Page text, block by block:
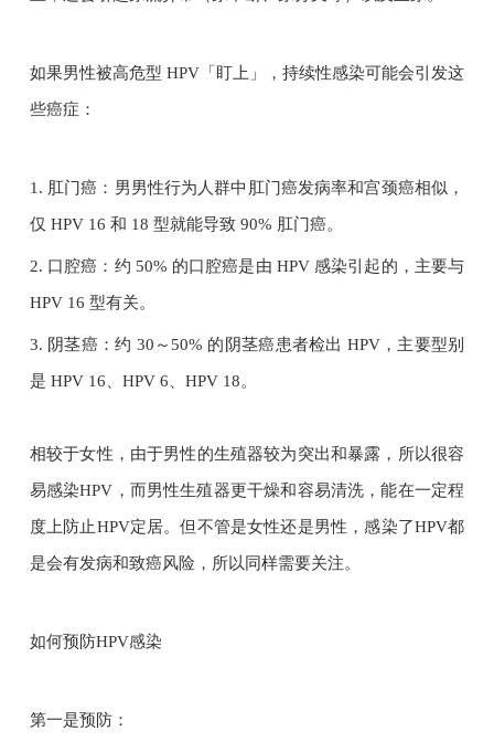
如果男性被高危型 HPV「盯上」，持续性感染可能会引发这
些癌症：
1. 肛门癌：男男性行为人群中肛门癌发病率和宫颈癌相似，
仅 HPV 16 和 18 型就能导致 90% 肛门癌。
2. 口腔癌：约 50% 的口腔癌是由 HPV 感染引起的，主要与
HPV 16 型有关。
3. 阴茎癌：约 30～50% 的阴茎癌患者检出 HPV，主要型别
是 HPV 16、HPV 6、HPV 18。
相较于女性，由于男性的生殖器较为突出和暴露，所以很容
易感染HPV，而男性生殖器更干燥和容易清洗，能在一定程
度上防止HPV定居。但不管是女性还是男性，感染了HPV都
是会有发病和致癌风险，所以同样需要关注。
如何预防HPV感染
第一是预防：